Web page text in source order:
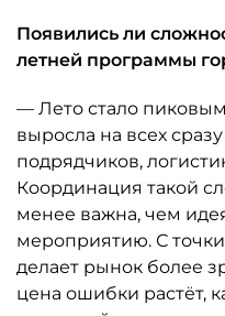
Появились ли
летней программы
— Лето стало
выросла на всех
подрядчиков,
Координация такой
менее важна, чем
мероприятию. С
делает рынок более
цена ошибки растёт,